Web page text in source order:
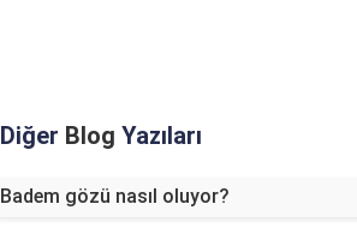
Diğer Blog Yazıları
Badem gözü nasıl oluyor?